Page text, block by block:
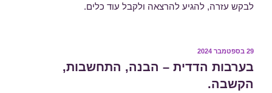
לבקש עזרה, להגיע להרצאה ולקבל עוד כלים.
פורסם
29 בספטמבר 2024
בערבות הדדית – הבנה, התחשבות,
הקשבה.